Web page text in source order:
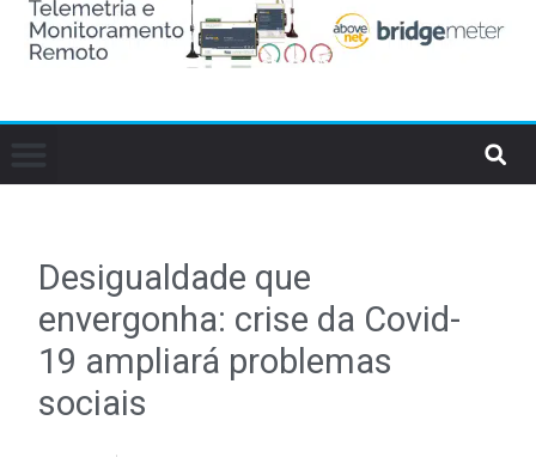
Desigualdade que
envergonha: crise da Covid-
19 ampliará problemas
sociais